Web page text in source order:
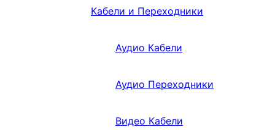
Кабели и Переходники
Аудио Кабели
Аудио Переходники
Видео Кабели